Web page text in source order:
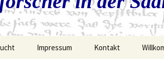
Impressum Kontakt